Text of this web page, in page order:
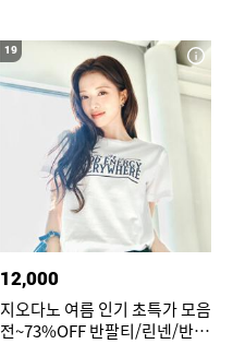
19
12,000
지오다노 여름 인기 초특가 모음
전~73%OFF 반팔티/린넨/반바